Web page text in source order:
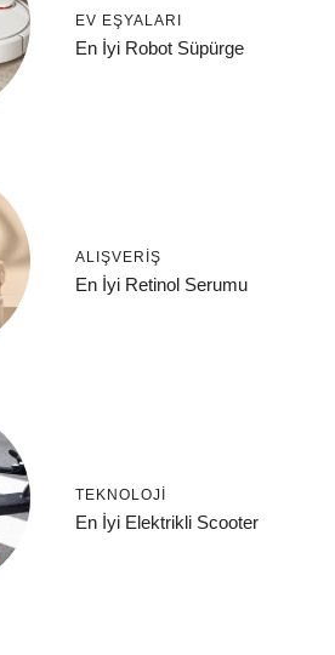
EV EŞYALARI
En İyi Robot Süpürge
ALIŞVERIŞ
En İyi Retinol Serumu
TEKNOLOJI
En İyi Elektrikli Scooter